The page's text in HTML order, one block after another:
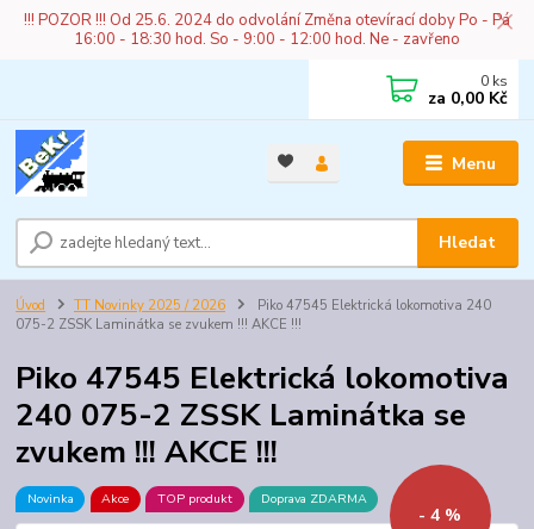
!!! POZOR !!! Od 25.6. 2024 do odvolání Změna otevírací doby Po - Pá
16:00 - 18:30 hod. So - 9:00 - 12:00 hod. Ne - zavřeno
Menu
Hledat
0 ks
za 0,00 Kč
Úvod TT Novinky 2025 / 2026
Piko 47545 Elektrická lokomotiva 240
075-2 ZSSK Laminátka se zvukem !!! AKCE !!!
Piko 47545 Elektrická lokomotiva
240 075-2 ZSSK Laminátka se
zvukem !!! AKCE !!!
Novinka Akce TOP produkt Doprava ZDARMA
- 4 %